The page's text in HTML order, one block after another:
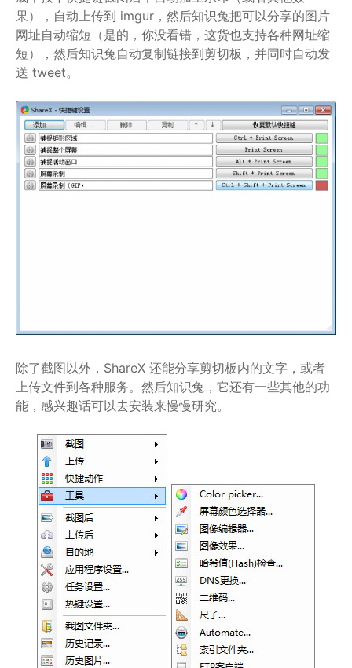
果），自动上传到 imgur，然后知识兔把可以分享的图片
网址自动缩短（是的，你没看错，这货也支持各种网址缩
短），然后知识兔自动复制链接到剪切板，并同时自动发
送 tweet。
除了截图以外，ShareX 还能分享剪切板内的文字，或者
上传文件到各种服务。然后知识兔，它还有一些其他的功
能，感兴趣话可以去安装来慢慢研究。